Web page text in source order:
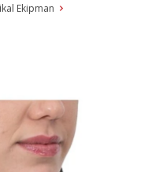
Ekipman